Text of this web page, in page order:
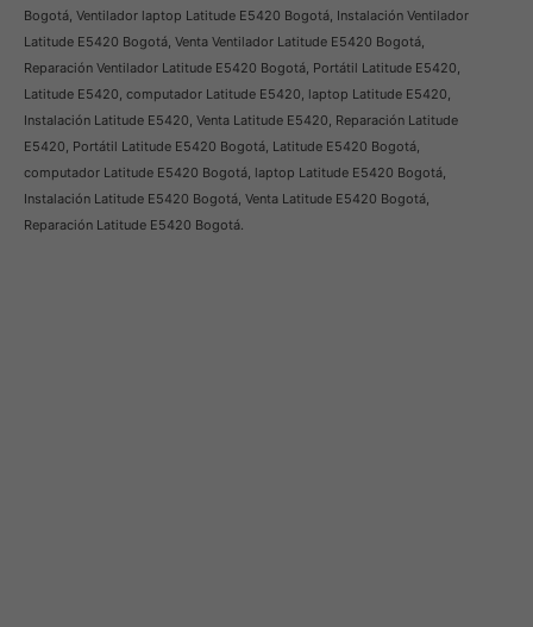
Bogotá, Ventilador laptop Latitude E5420 Bogotá, Instalación Ventilador
Latitude E5420 Bogotá, Venta Ventilador Latitude E5420 Bogotá,
Reparación Ventilador Latitude E5420 Bogotá, Portátil Latitude E5420,
Latitude E5420, computador Latitude E5420, laptop Latitude E5420,
Instalación Latitude E5420, Venta Latitude E5420, Reparación Latitude
E5420, Portátil Latitude E5420 Bogotá, Latitude E5420 Bogotá,
computador Latitude E5420 Bogotá, laptop Latitude E5420 Bogotá,
Instalación Latitude E5420 Bogotá, Venta Latitude E5420 Bogotá,
Reparación Latitude E5420 Bogotá.